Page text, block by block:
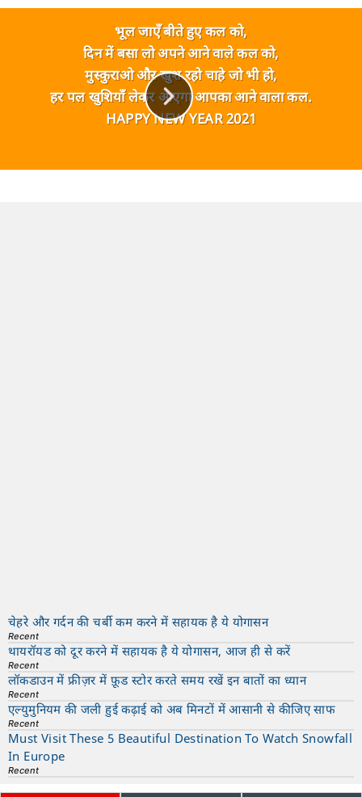
भूल जाएँ बीते हुए कल को,
दिन में बसा लो अपने आने वाले कल को,
मुस्कुराओ और खुश रहो चाहे जो भी हो,
हर पल खुशियाँ लेकर आएगा आपका आने वाला कल.
HAPPY NEW YEAR 2021
चेहरे और गर्दन की चर्बी कम करने में सहायक है ये योगासन
Recent
थायरॉयड को दूर करने में सहायक है ये योगासन, आज ही से करें
Recent
लॉकडाउन में फ्रीज़र में फ़ूड स्टोर करते समय रखें इन बातों का ध्यान
Recent
एल्युमुनियम की जली हुई कढ़ाई को अब मिनटों में आसानी से कीजिए साफ
Recent
Must Visit These 5 Beautiful Destination To Watch Snowfall
In Europe
Recent